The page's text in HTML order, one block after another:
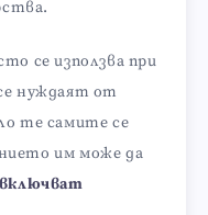
се използва при
нуждаят от
те самите се
им може да